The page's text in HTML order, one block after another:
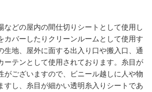
などの屋内の間仕切りシートとして使用し
カバーしたりクリーンルームとして使用す
生地、屋外に面する出入り口や搬入口、通
ーテンとして使用されております。糸目が
がございますので、ビニール越しに人や物
すし、糸目が細かい透明糸入りシートであ